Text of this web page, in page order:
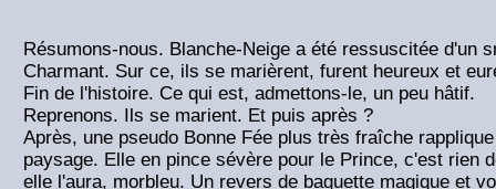
Résumons-nous. Blanche-Neige a été ressuscitée d'un
Charmant. Sur ce, ils se marièrent, furent heureux et
Fin de l'histoire. Ce qui est, admettons-le, un peu hâtif.
Reprenons. Ils se marient. Et puis après ?
Après, une pseudo Bonne Fée plus très fraîche
paysage. Elle en pince sévère pour le Prince, c'est rien
elle l'aura, morbleu. Un revers de baguette magique et